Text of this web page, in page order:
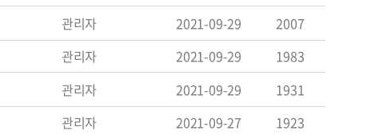
관리자 2021-09-29
2007
관리자 2021-09-29
1983
관리자 2021-09-29
1931
관리자 2021-09-27
1923